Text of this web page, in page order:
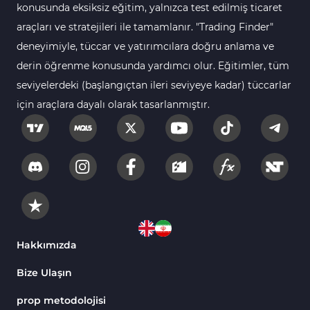
Swing Trading MT4 Göstergeleri
Bantlar ve Kanallar MT4 Göstergeleri
Kurumsal Hisse Piyasası MT4 Göstergeleri 285
MT4 için Hareketli Göstergeleri 22
Scalping MT4 Göstergeleri 320
Position Trading MT4 Göstergeleri
Fast Scalping MT4 Göstergeleri 46
MetaTrader 4 için Expert Advisor (EA)
MT4 için Isı Haritası (Heatmap) Göstergeleri
MetaTrader 4 için Ichimoku Göstergeleri
konusunda eksiksiz eğitim, yalnızca test edilmiş ticaret
araçları ve stratejileri ile tamamlanır. "Trading Finder"
deneyimiyle, tüccar ve yatırımcılara doğru anlama ve
derin öğrenme konusunda yardımcı olur. Eğitimler, tüm
seviyelerdeki (başlangıçtan ileri seviyeye kadar) tüccarlar
için araçlara dayalı olarak tasarlanmıştır.
Hakkımızda
Bize Ulaşın
prop metodolojisi